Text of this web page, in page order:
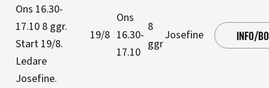
Ons 16.30-
17.10 8 ggr.
Start 19/8.
Ledare
Josefine.
19/8
Ons
16.30-
17.10
8
ggr
Josefine INFO/